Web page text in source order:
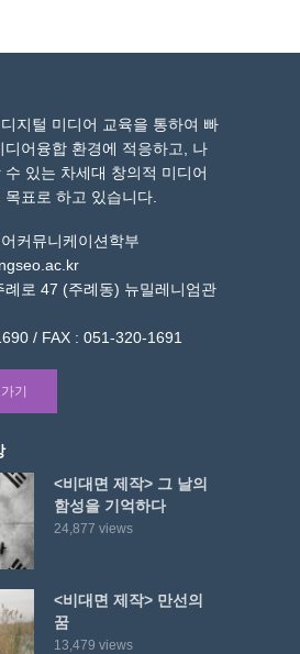
지털 미디어 교육을 통하여 빠
디어융합 환경에 적응하고, 나
수 있는 차세대 창의적 미디어
표로 하고 있습니다.
커뮤니케이션학부
례로 47 (주례동) 뉴밀레니엄관
/ FAX : 051-320-1691
기
<비대면 제작> 그 날의
함성을 기억하다
24,877 views
<비대면 제작> 만선의
꿈
13,479 views